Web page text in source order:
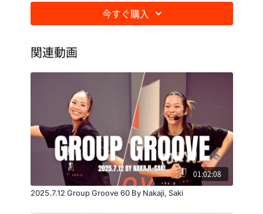
今すぐ購入
関連動画
01:02:08
2025.7.12 Group Groove 60 By Nakaji, Saki